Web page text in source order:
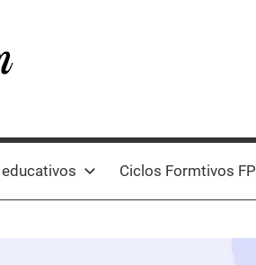
Ciclos Formtivos FP